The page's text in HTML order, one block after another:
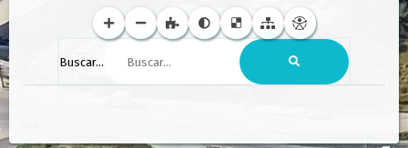
Buscar...